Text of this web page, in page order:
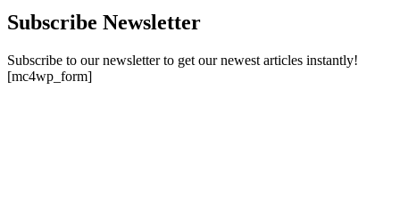
Subscribe Newsletter
Subscribe to our newsletter to get our newest articles instantly!
[mc4wp_form]